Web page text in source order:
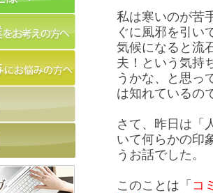
私は寒いのが苦
ぐに風邪を引い
気候になると流
夫！という気持
うかな、と思っ
は知れているの
さて、昨日は「
いて何らかの印
うお話でした。
このことは「 コ